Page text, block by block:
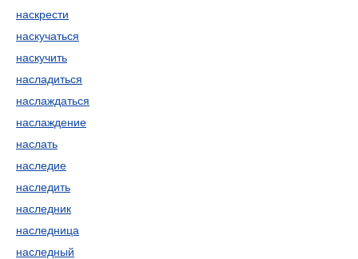
наскрести
наскучаться
наскучить
насладиться
наслаждаться
наслаждение
наслать
наследие
наследить
наследник
наследница
наследный